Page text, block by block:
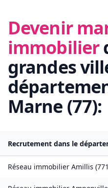
Devenir
immobilier
grandes
Marne (77):
Recrutement dans le
Réseau immobilier Amillis (